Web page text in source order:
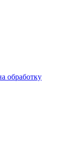
обработку